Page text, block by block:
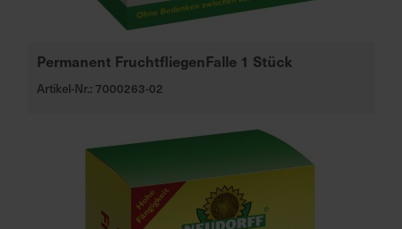
Permanent FruchtfliegenFalle 1 Stück
Artikel-Nr.: 7000263-02